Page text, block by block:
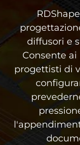
diffusori e
Consente
progettisti di